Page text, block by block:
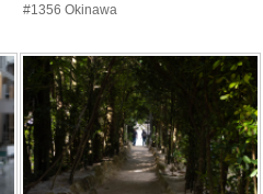
#1356 Okinawa